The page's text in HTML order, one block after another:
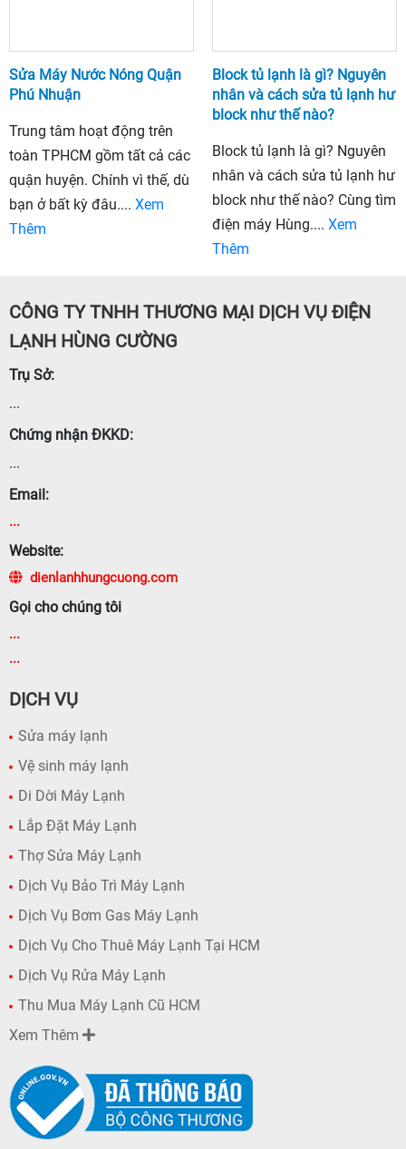
Sửa Máy Nước Nóng Quận
Phú Nhuận
Trung tâm hoạt động trên
toàn TPHCM gồm tất cả các
quận huyện. Chính vì thế, dù
bạn ở bất kỳ đâu.... Xem
Thêm
Block tủ lạnh là gì? Nguyên
nhân và cách sửa tủ lạnh hư
block như thế nào?
Block tủ lạnh là gì? Nguyên
nhân và cách sửa tủ lạnh hư
block như thế nào? Cùng tìm
điện máy Hùng.... Xem
Thêm
CÔNG TY TNHH THƯƠNG MẠI DỊCH VỤ ĐIỆN
LẠNH HÙNG CƯỜNG
Trụ Sở:
...
Chứng nhận ĐKKD:
...
Email:
...
Website:
dienlanhhungcuong.com
Gọi cho chúng tôi
...
...
DỊCH VỤ
Sửa máy lạnh
Vệ sinh máy lạnh
Di Dời Máy Lạnh
Lắp Đặt Máy Lạnh
Thợ Sửa Máy Lạnh
Dịch Vụ Bảo Trì Máy Lạnh
Dịch Vụ Bơm Gas Máy Lạnh
Dịch Vụ Cho Thuê Máy Lạnh Tại HCM
Dịch Vụ Rửa Máy Lạnh
Thu Mua Máy Lạnh Cũ HCM
Xem Thêm